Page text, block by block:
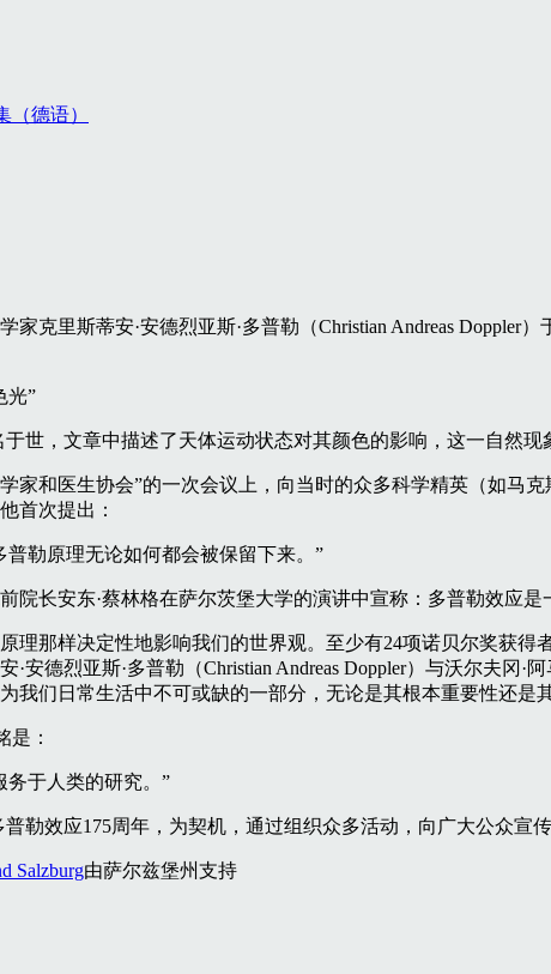
（德语）
家克里斯蒂安·安德烈亚斯·多普勒（Christian Andreas
光”
世，文章中描述了天体运动状态对其颜色的影响，这一自然
家和医生协会”的一次会议上，向当时的众多科学精英（如马
首次提出：
勒原理无论如何都会被保留下来。”
院长安东·蔡林格在萨尔茨堡大学的演讲中宣称：多普勒效应是
理那样决定性地影响我们的世界观。至少有24项诺贝尔奖获
安德烈亚斯·多普勒（Christian Andreas Doppler）与沃尔夫冈·
我们日常生活中不可或缺的一部分，无论是其根本重要性还是
是：
务于人类的研究。”
勒效应175周年，为契机，通过组织众多活动，向广大公众宣
由萨尔兹堡州支持